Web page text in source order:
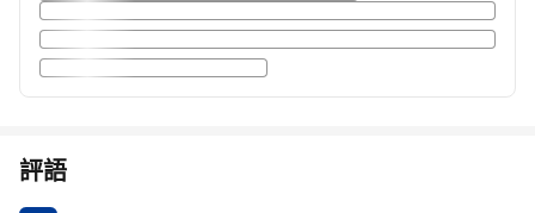
評語